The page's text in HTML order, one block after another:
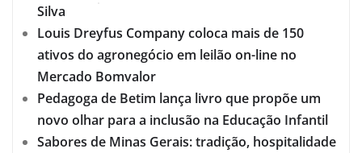
Silva
Louis Dreyfus Company coloca mais de 150
ativos do agronegócio em leilão on-line no
Mercado Bomvalor
Pedagoga de Betim lança livro que propõe um
novo olhar para a inclusão na Educação Infantil
Sabores de Minas Gerais: tradição, hospitalidade